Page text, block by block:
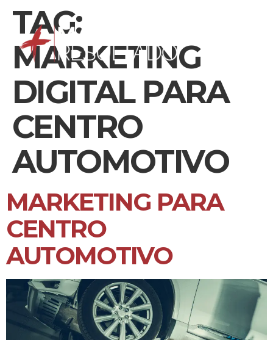
TAG:
MARKETING
DIGITAL PARA
CENTRO
AUTOMOTIVO
MARKETING PARA
CENTRO
AUTOMOTIVO